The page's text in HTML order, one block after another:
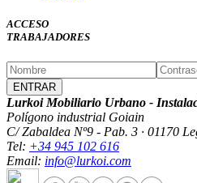
ACCESO
TRABAJADORES
Lurkoi Mobiliario Urbano -
Polígono industrial Goiain
C/ Zabaldea Nº9 - Pab. 3 · 01170
Tel: +34 945 102 616
Email: info@lurkoi.com